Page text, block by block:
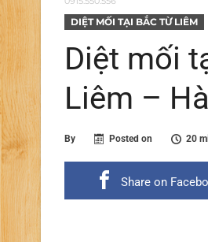
DIỆT MỐI TẠI BẮC TỪ LIÊM
Diệt mối
Liêm –
By Posted on 20
Share on